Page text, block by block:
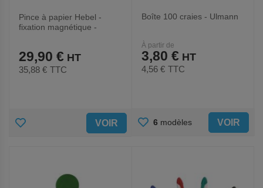
Pince à papier Hebel -
fixation magnétique -
29,90 €
35,88 € TTC
AJOUTER VOIR
Boîte 100 craies - Ulmann
À partir de
3,80 €
4,56 € TTC
AJOUTER
6 modèles VOIR